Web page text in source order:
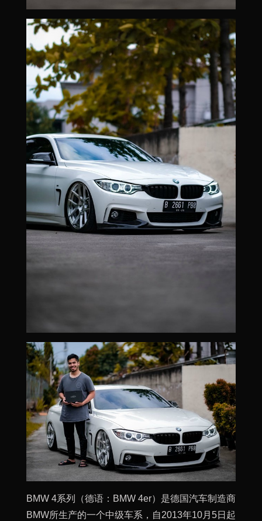
BMW 4系列（德语：BMW 4er）是德国汽车制造商
BMW所生产的一个中级车系，自2013年10月5日起